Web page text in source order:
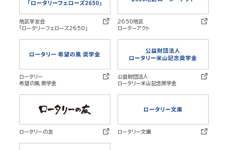
地区学友会
「ロータリーフェローズ2650」
2650地区
ローターアクト
ロータリー
希望の風 奨学金
公益財団法人
ロータリー米山記念奨学金
ロータリーの友 ロータリー文庫